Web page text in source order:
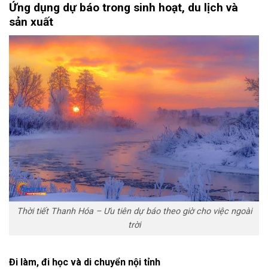
Ứng dụng dự báo trong sinh hoạt, du lịch và
sản xuất
Thời tiết Thanh Hóa – Ưu tiên dự báo theo giờ cho việc ngoài
trời
Đi làm, đi học và di chuyển nội tỉnh